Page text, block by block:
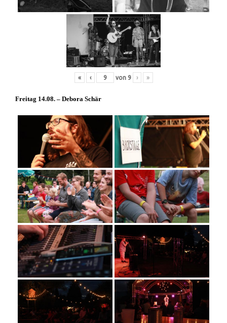
« ‹ von 9 › »
Freitag 14.08. – Debora Schär